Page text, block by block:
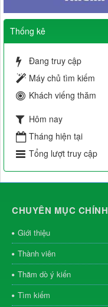
Thống kê
Đang truy cập
Máy chủ tìm kiếm
Khách viếng thăm
Hôm nay
Tháng hiện tại
Tổng lượt truy cập
CHUYÊN MỤC CHÍNH
Giới thiệu
Thành viên
Thăm dò ý kiến
Tìm kiếm